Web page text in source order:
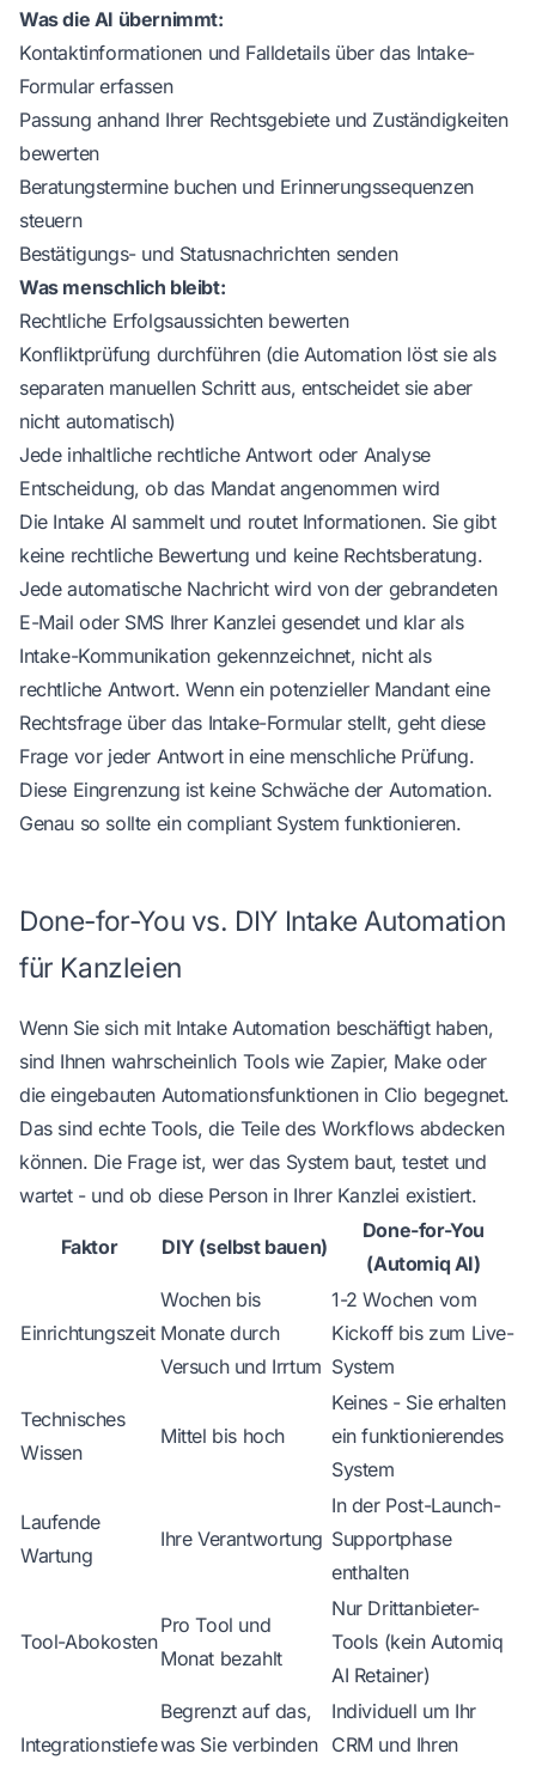
Was die AI übernimmt:
Kontaktinformationen und Falldetails über das Intake-
Formular erfassen
Passung anhand Ihrer Rechtsgebiete und Zuständigkeiten
bewerten
Beratungstermine buchen und Erinnerungssequenzen
steuern
Bestätigungs- und Statusnachrichten senden
Was menschlich bleibt:
Rechtliche Erfolgsaussichten bewerten
Konfliktprüfung durchführen (die Automation löst sie als
separaten manuellen Schritt aus, entscheidet sie aber
nicht automatisch)
Jede inhaltliche rechtliche Antwort oder Analyse
Entscheidung, ob das Mandat angenommen wird
Die Intake AI sammelt und routet Informationen. Sie gibt
keine rechtliche Bewertung und keine Rechtsberatung.
Jede automatische Nachricht wird von der gebrandeten
E-Mail oder SMS Ihrer Kanzlei gesendet und klar als
Intake-Kommunikation gekennzeichnet, nicht als
rechtliche Antwort. Wenn ein potenzieller Mandant eine
Rechtsfrage über das Intake-Formular stellt, geht diese
Frage vor jeder Antwort in eine menschliche Prüfung.
Diese Eingrenzung ist keine Schwäche der Automation.
Genau so sollte ein compliant System funktionieren.
Done-for-You vs. DIY Intake Automation
für Kanzleien
Wenn Sie sich mit Intake Automation beschäftigt haben,
sind Ihnen wahrscheinlich Tools wie Zapier, Make oder
die eingebauten Automationsfunktionen in Clio begegnet.
Das sind echte Tools, die Teile des Workflows abdecken
können. Die Frage ist, wer das System baut, testet und
wartet - und ob diese Person in Ihrer Kanzlei existiert.
Faktor DIY (selbst bauen)
Done-for-You
(Automiq AI)
Einrichtungszeit
Wochen bis
Monate durch
Versuch und Irrtum
1-2 Wochen vom
Kickoff bis zum Live-
System
Technisches
Wissen
Mittel bis hoch
Keines - Sie erhalten
ein funktionierendes
System
Laufende
Wartung
Ihre Verantwortung
In der Post-Launch-
Supportphase
enthalten
Tool-Abokosten
Pro Tool und
Monat bezahlt
Nur Drittanbieter-
Tools (kein Automiq
AI Retainer)
Integrationstiefe
Begrenzt auf das,
was Sie verbinden
Individuell um Ihr
CRM und Ihren